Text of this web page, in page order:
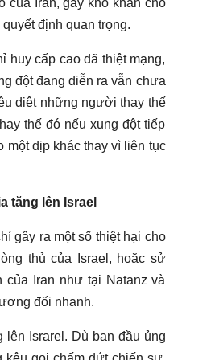
của Iran, gây khó khăn cho
định quan trọng.
huy cấp cao đã thiệt mạng,
đột đang diễn ra vẫn chưa
diệt những người thay thế
thế đó nếu xung đột tiếp
một dịp khác thay vì liên tục
tăng lên Israel
gây ra một số thiệt hại cho
thủ của Israel, hoặc sử
Iran như tại Natanz và
đối nhanh.
lên Israrel. Dù ban đầu ủng